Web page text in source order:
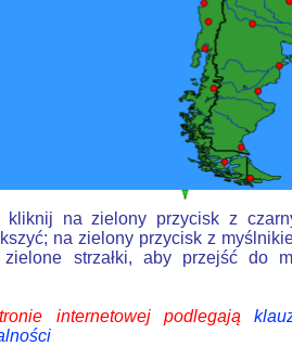
kliknij na zielony przycisk z
na zielony przycisk z
strzałki, aby przejść do
internetowej podlegają